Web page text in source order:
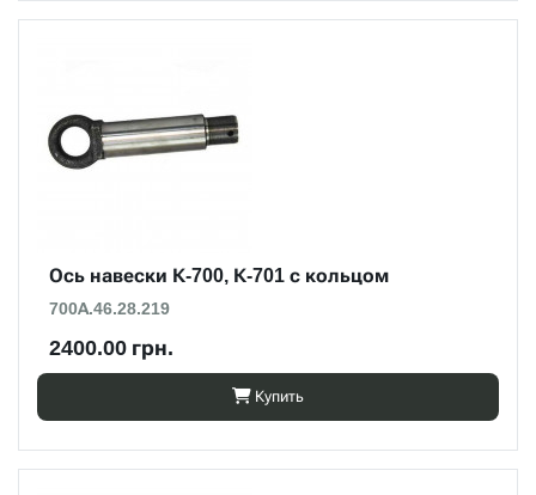
Ось навески К-700, К-701 с кольцом
700А.46.28.219
2400.00 грн.
Купить